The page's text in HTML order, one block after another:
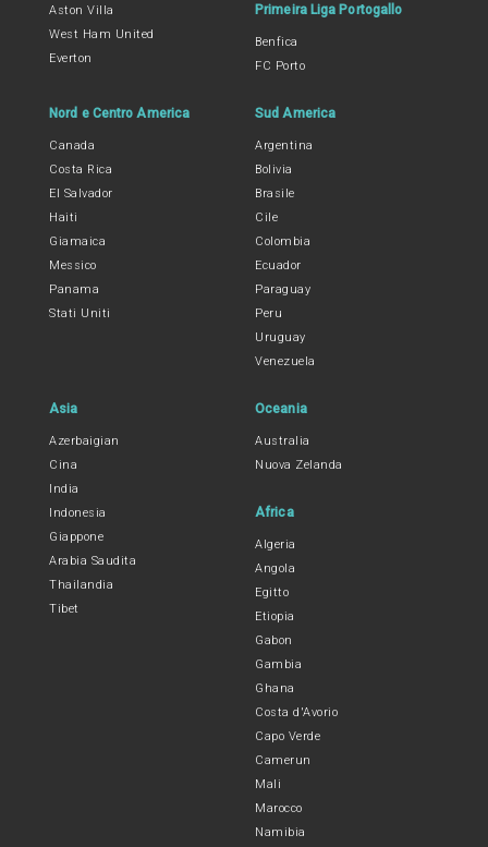
Aston Villa
West Ham United
Everton
Primeira Liga Portogallo
Benfica
FC Porto
Nord e Centro America
Canada
Costa Rica
El Salvador
Haiti
Giamaica
Messico
Panama
Stati Uniti
Sud America
Argentina
Bolivia
Brasile
Cile
Colombia
Ecuador
Paraguay
Peru
Uruguay
Venezuela
Asia
Azerbaigian
Cina
India
Indonesia
Giappone
Arabia Saudita
Thailandia
Tibet
Oceania
Australia
Nuova Zelanda
Africa
Algeria
Angola
Egitto
Etiopia
Gabon
Gambia
Ghana
Costa d'Avorio
Capo Verde
Camerun
Mali
Marocco
Namibia